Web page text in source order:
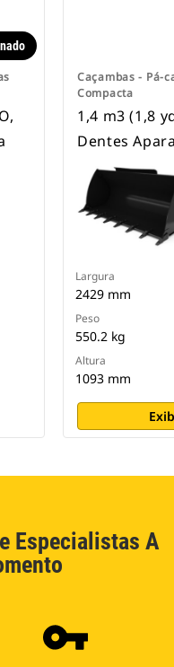
Caçambas - Pá-
Compacta
1,4 m3 (1,8
Dentes
Largura
2429 mm
Peso
550.2 kg
Altura
1093 mm
Especialistas A